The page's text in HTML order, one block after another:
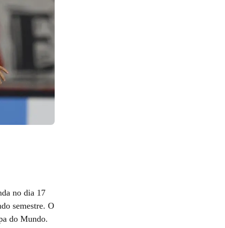
no dia 17
semestre. O
do Mundo.